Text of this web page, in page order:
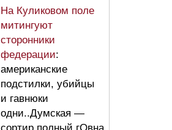
На Куликовом поле
митингуют
сторонники
федерации:
американские
подстилки, убийцы
и гавнюки
одни..Думская —
сортир полный гОвна